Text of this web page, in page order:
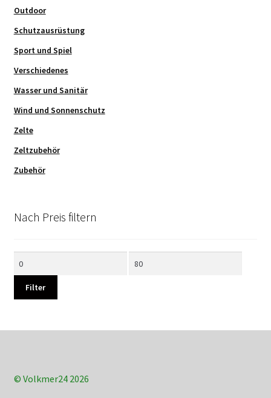
Outdoor
Schutzausrüstung
Sport und Spiel
Verschiedenes
Wasser und Sanitär
Wind und Sonnenschutz
Zelte
Zeltzubehör
Zubehör
Nach Preis filtern
Filter
© Volkmer24 2026